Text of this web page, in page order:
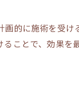
施術前に
安全な脂
的に施術を受
ことで、効果